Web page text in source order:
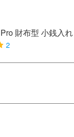
財布型 小銭入
2